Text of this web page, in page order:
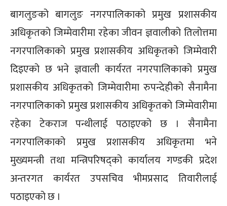
बागलुङको बागलुङ नगरपालिकाको प्रमुख प्रशासकीय
अधिकृतको जिम्मेवारीमा रहेका जीवन ज्ञवालीको तिलोत्तमा
नगरपालिकाको प्रमुख प्रशासकीय अधिकृतको जिम्मेवारी
दिइएको छ भने ज्ञवाली कार्यरत नगरपालिकाको प्रमुख
प्रशासकीय अधिकृतको जिम्मेवारीमा रुपन्देहीको सैनामैना
नगरपालिकाको प्रमुख प्रशासकीय अधिकृतको जिम्मेवारीमा
रहेका टेकराज पन्थीलाई पठाइएको छ । सैनामैना
नगरपालिकाको प्रमुख प्रशासकीय अधिकृतमा भने
मुख्यमन्त्री तथा मन्त्रिपरिषद्को कार्यालय गण्डकी प्रदेश
अन्तरगत कार्यरत उपसचिव भीमप्रसाद तिवारीलाई
पठाइएको छ ।